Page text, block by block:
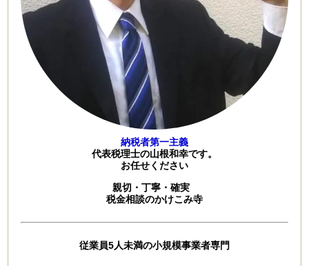
納税者第一主義
代表税理士の山根和幸です。
お任せください
親切・丁寧・確実
税金相談のかけこみ寺
従業員5人未満の小規模事業者専門